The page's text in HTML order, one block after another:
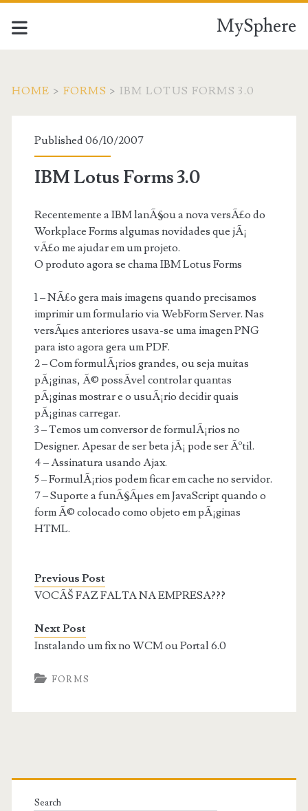
MySphere
HOME > FORMS > IBM LOTUS FORMS 3.0
Published 06/10/2007
IBM Lotus Forms 3.0
Recentemente a IBM lanÃ§ou a nova versÃ£o do
Workplace Forms algumas novidades que jÃ¡
vÃ£o me ajudar em um projeto.
O produto agora se chama IBM Lotus Forms
1 – NÃ£o gera mais imagens quando precisamos
imprimir um formulario via WebForm Server. Nas
versÃµes anteriores usava-se uma imagen PNG
para isto agora gera um PDF.
2 – Com formulÃ¡rios grandes, ou seja muitas
pÃ¡ginas, Ã© possÃ­vel controlar quantas
pÃ¡ginas mostrar e o usuÃ¡rio decidir quais
pÃ¡ginas carregar.
3 – Temos um conversor de formulÃ¡rios no
Designer. Apesar de ser beta jÃ¡ pode ser Ãºtil.
4 – Assinatura usando Ajax.
5 – FormulÃ¡rios podem ficar em cache no servidor.
7 – Suporte a funÃ§Ãµes em JavaScript quando o
form Ã© colocado como objeto em pÃ¡ginas
HTML.
Previous Post
VOCÃŠ FAZ FALTA NA EMPRESA???
Next Post
Instalando um fix no WCM ou Portal 6.0
FORMS
Primary
Search